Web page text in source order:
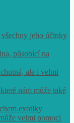
jeho účinky
působící na
ale i velmi
nám může také
exotiky
velmi pomoci